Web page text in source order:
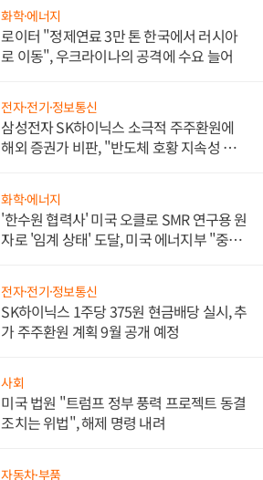
화학·에너지
로이터 "정제연료 3만 톤 한국에서 러시아
로 이동", 우크라이나의 공격에 수요 늘어
전자·전기·정보통신
삼성전자 SK하이닉스 소극적 주주환원에
해외 증권가 비판, "반도체 호황 지속성 의
화학·에너지
'한수원 협력사' 미국 오클로 SMR 연구용 원
자로 '임계 상태' 도달, 미국 에너지부 "중요
전자·전기·정보통신
SK하이닉스 1주당 375원 현금배당 실시, 추
가 주주환원 계획 9월 공개 예정
사회
미국 법원 "트럼프 정부 풍력 프로젝트 동결
조치는 위법", 해제 명령 내려
자동차·부품